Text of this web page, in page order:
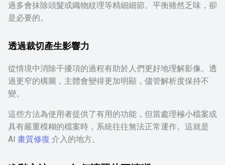
過多會抹除頭髮或織物紋理等精細細節。平衡雖然乏味，卻
是必要的。
透過裁切產生影響力
從情境中消除干擾項的過程有助於人們更好地理解影像。透
過更窄的構圖，主體會變得更加明顯，儘管解析度保持不
變。
這些方法為使用者提供了有用的功能，但當處理極小檔案或
具有嚴重模糊的檔案時，系統往往無法正常運作。這就是
AI 畫質修復 介入的地方。